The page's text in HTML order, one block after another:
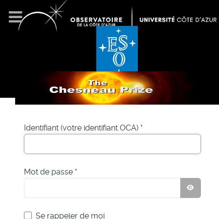
Identifiant (votre identifiant OCA) *
Mot de passe *
Se rappeler de moi